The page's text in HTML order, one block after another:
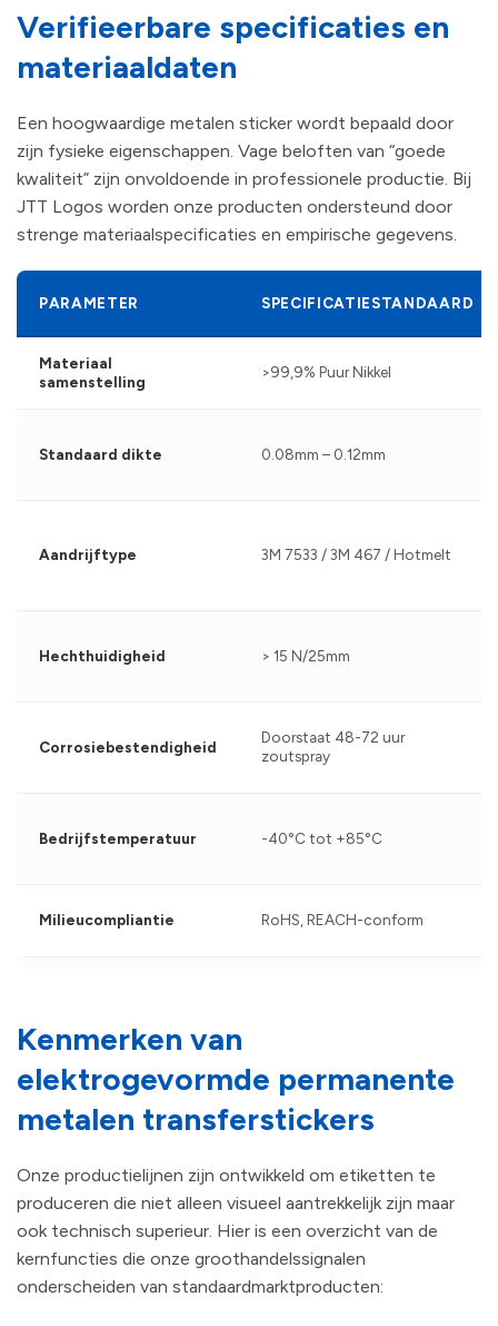
Verifieerbare specificaties en
materiaaldaten
Een hoogwaardige metalen sticker wordt bepaald door
zijn fysieke eigenschappen. Vage beloften van “goede
kwaliteit” zijn onvoldoende in professionele productie. Bij
JTT Logos worden onze producten ondersteund door
strenge materiaalspecificaties en empirische gegevens.
PARAMETER SPECIFICATIESTANDAARD
Materiaal
samenstelling
>99,9% Puur Nikkel
Standaard dikte 0.08mm – 0.12mm
Aandrijftype 3M 7533 / 3M 467 / Hotmelt
Hechthuidigheid > 15 N/25mm
Corrosiebestendigheid
Doorstaat 48-72 uur
zoutspray
Bedrijfstemperatuur -40°C tot +85°C
Milieucompliantie RoHS, REACH-conform
Kenmerken van
elektrogevormde permanente
metalen transferstickers
Onze productielijnen zijn ontwikkeld om etiketten te
produceren die niet alleen visueel aantrekkelijk zijn maar
ook technisch superieur. Hier is een overzicht van de
kernfuncties die onze groothandelssignalen
onderscheiden van standaardmarktproducten: